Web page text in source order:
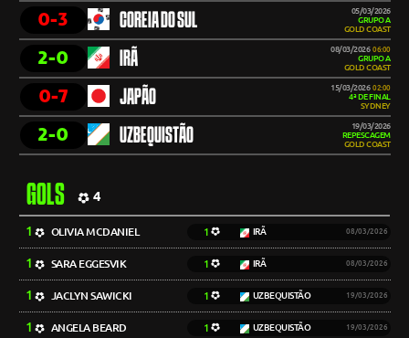
0-3 COREIA DO SUL
05/03/2026
GRUPO A
GOLD COAST
2-0 IRÃ 08/03/2026 06:00
GRUPO A
GOLD COAST
0-7 JAPÃO 15/03/2026 02:00
4ª DE FINAL
SYDNEY
2-0 UZBEQUISTÃO
19/03/2026
REPESCAGEM
GOLD COAST
GOLS 4
1 OLIVIA MCDANIEL 1 IRÃ 08/03/2026
1 SARA EGGESVIK 1 IRÃ 08/03/2026
1 JACLYN SAWICKI 1 UZBEQUISTÃO 19/03/2026
1 ANGELA BEARD 1 UZBEQUISTÃO 19/03/2026